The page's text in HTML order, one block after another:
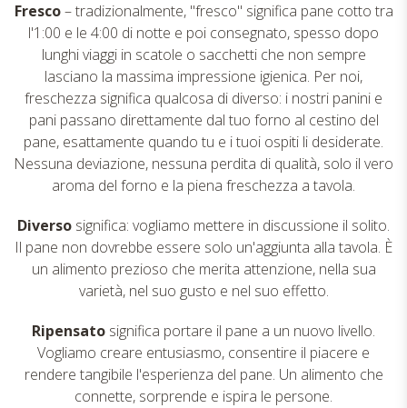
Fresco– tradizionalmente, "fresco" significa pane cotto tra
l'1:00 e le 4:00 di notte e poi consegnato, spesso dopo
lunghi viaggi in scatole o sacchetti che non sempre
lasciano la massima impressione igienica. Per noi,
freschezza significa qualcosa di diverso: i nostri panini e
pani passano direttamente dal tuo forno al cestino del
pane, esattamente quando tu e i tuoi ospiti li desiderate.
Nessuna deviazione, nessuna perdita di qualità, solo il vero
aroma del forno e la piena freschezza a tavola.
Diverso significa: vogliamo mettere in discussione il solito.
Il pane non dovrebbe essere solo un'aggiunta alla tavola. È
un alimento prezioso che merita attenzione, nella sua
varietà, nel suo gusto e nel suo effetto.
Ripensato significa portare il pane a un nuovo livello.
Vogliamo creare entusiasmo, consentire il piacere e
rendere tangibile l'esperienza del pane. Un alimento che
connette, sorprende e ispira le persone.